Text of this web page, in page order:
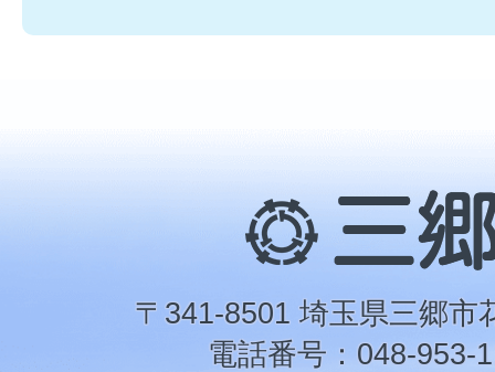
三
郷
市
〒341-8501 埼玉県三郷市
電話番号：048-953-